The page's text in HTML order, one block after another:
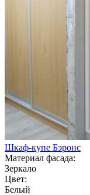
Шкаф-купе Бэронс
Материал фасада:
Зеркало
Цвет:
Белый